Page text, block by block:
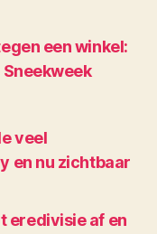
een winkel:
veel
en nu zichtbaar
eredivisie af en